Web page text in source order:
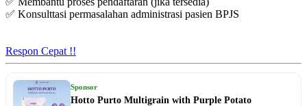
Kamis, 20/08/2026
Jam 08:00 - 13:00
UMUM
✅ Konsulttasi permasalahan administrasi pasien BPJS
Respon Cepat !!
Sponsor
Hotto Purto Multigrain with Purple Potato